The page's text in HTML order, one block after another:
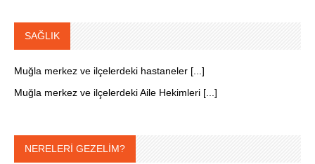
SAĞLIK
Muğla merkez ve ilçelerdeki hastaneler [...]
Muğla merkez ve ilçelerdeki Aile Hekimleri [...]
NERELERİ GEZELİM?